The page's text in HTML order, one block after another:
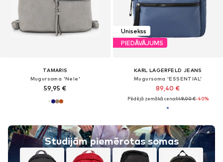
TAMARIS
Mugursoma 'Nele'
59,95 €
Studijām piemērotas somas
Unisekss
PIEDĀVĀJUMS
KARL LAGERFELD JEANS
Mugursoma 'ESSENTIAL'
89,40 €
Pēdējā zemākā cena:149,00 €-40%